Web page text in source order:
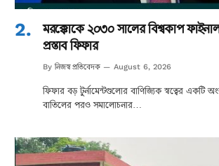
মরক্কোকে ২০৩০ সালের বিশ্বকাপ
প্রস্তাব ফিফার
By নিজস্ব প্রতিবেদক August 6, 2026
ফিফার বড় টুর্নামেন্টগুলোর বাণিজ্যিক স্বত্বের একটি
বাতিলের পরও সমালোচনার…